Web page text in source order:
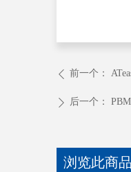
ꄴ 前一个：
ꄲ 后一个：
浏览此商